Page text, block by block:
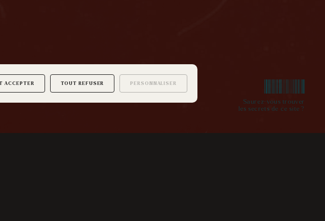
Saurez-vous trouver
les secrets de ce site ?
ACCEPTER TOUT REFUSER PERSONNALISER